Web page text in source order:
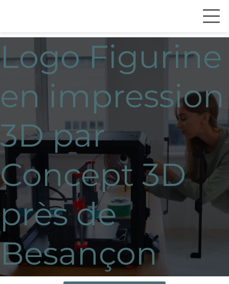
Logo Figurine
en impression
3D par
Concept 3D
près de
Besançon